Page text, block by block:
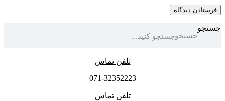
جستجو
جستجو
تلفن تماس
071-32352223
تلفن تماس